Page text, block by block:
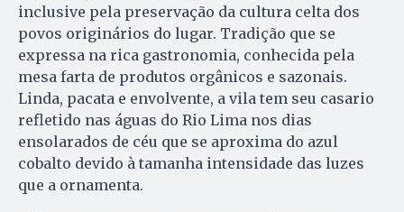
inclusive pela preservação da cultura celta dos
povos originários do lugar. Tradição que se
expressa na rica gastronomia, conhecida pela
mesa farta de produtos orgânicos e sazonais.
Linda, pacata e envolvente, a vila tem seu casario
refletido nas águas do Rio Lima nos dias
ensolarados de céu que se aproxima do azul
cobalto devido à tamanha intensidade das luzes
que a ornamenta.